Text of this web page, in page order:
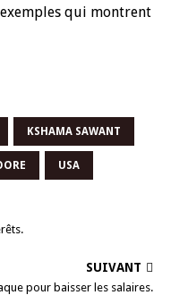
qui montrent
KSHAMA SAWANT
USA
SUIVANT
pour baisser les salaires.